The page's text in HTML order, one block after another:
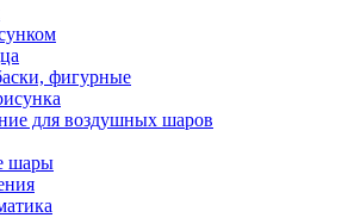
фигурные
для воздушных шаров
шары